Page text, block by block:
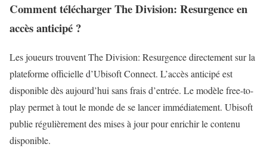
Comment télécharger The Division: Resurgence en
accès anticipé ?
Les joueurs trouvent The Division: Resurgence directement sur la
plateforme officielle d’Ubisoft Connect. L’accès anticipé est
disponible dès aujourd’hui sans frais d’entrée. Le modèle free-to-
play permet à tout le monde de se lancer immédiatement. Ubisoft
publie régulièrement des mises à jour pour enrichir le contenu
disponible.